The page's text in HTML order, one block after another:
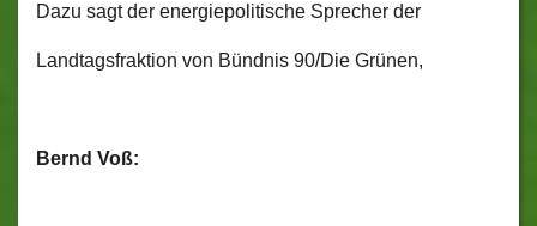
Dazu sagt der energiepolitische Sprecher der
Landtagsfraktion von Bündnis 90/Die Grünen,
Bernd Voß: